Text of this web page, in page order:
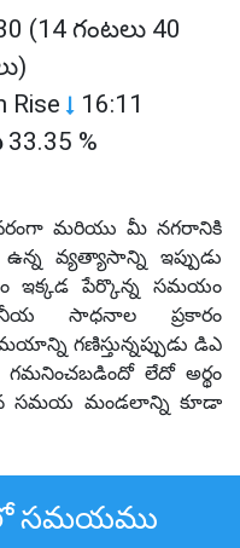
(14 గంటలు 40
Rise 16:11
33.35 %
మరియు మీ నగరానికి
వ్యత్యాసాన్ని ఇప్పుడు
ఇక్కడ పేర్కొన్న సమయం
సాధనాల ప్రకారం
గణిస్తున్నప్పుడు డిఎ
లేదో అర్థం
సమయ మండలాన్ని కూడా
సమయము